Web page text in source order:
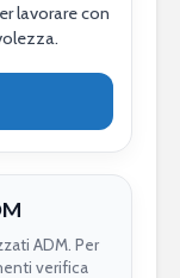
lavorare con
ADM. Per
verifica